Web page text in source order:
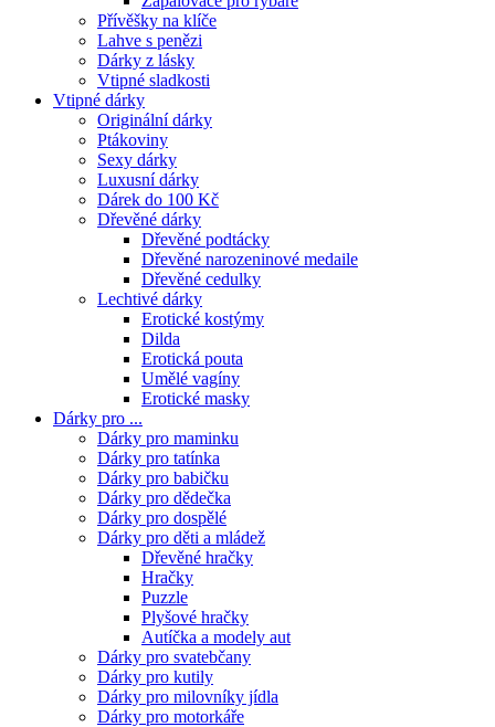
Přívěšky na klíče
Lahve s penězi
Dárky z lásky
Vtipné sladkosti
Vtipné dárky
Originální dárky
Ptákoviny
Sexy dárky
Luxusní dárky
Dárek do 100 Kč
Dřevěné dárky
Dřevěné podtácky
Dřevěné narozeninové medaile
Dřevěné cedulky
Lechtivé dárky
Erotické kostýmy
Dilda
Erotická pouta
Umělé vagíny
Erotické masky
Dárky pro ...
Dárky pro maminku
Dárky pro tatínka
Dárky pro babičku
Dárky pro dědečka
Dárky pro dospělé
Dárky pro děti a mládež
Dřevěné hračky
Hračky
Puzzle
Plyšové hračky
Autíčka a modely aut
Dárky pro svatebčany
Dárky pro kutily
Dárky pro milovníky jídla
Dárky pro motorkáře